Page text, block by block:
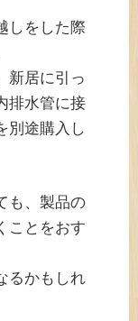
しをした際
新居に引っ
排水管に接
別途購入し
も、製品の
ことをおす
るかもしれ